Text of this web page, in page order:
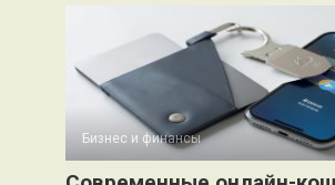
Бизнес и финансы